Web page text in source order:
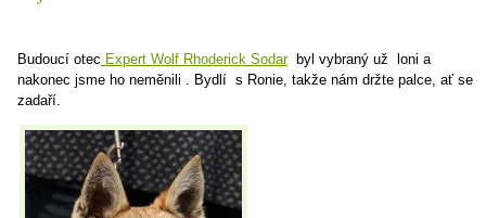
Budoucí otec Expert Wolf Rhoderick Sodarbyl vybraný už loni a
nakonec jsme ho neměnili . Bydlí s Ronie, takže nám držte palce, ať se
zadaří.